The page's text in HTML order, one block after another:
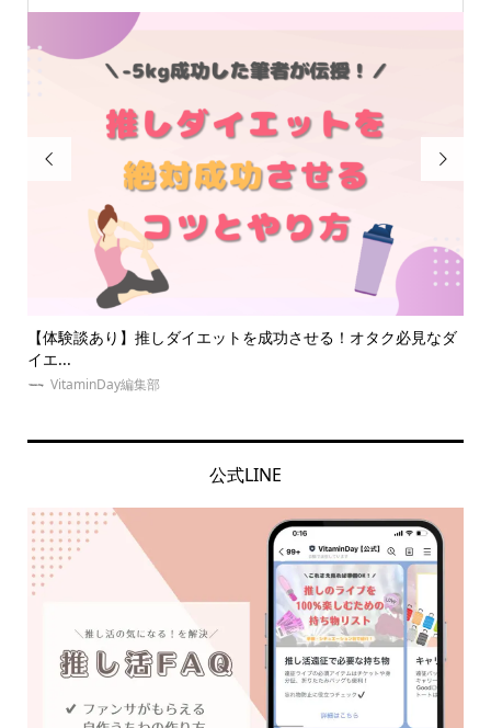

推し・本人不在の誕生日会で準備することは？必要なものって
なに...
VitaminDay編集部

公式LINE